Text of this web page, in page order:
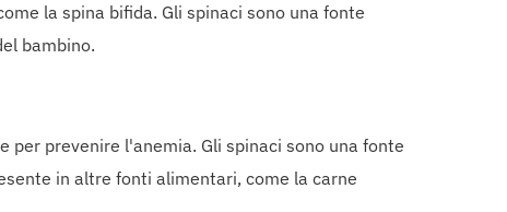
la spina bifida. Gli spinaci sono una fonte
bambino.
per prevenire l'anemia. Gli spinaci sono una fonte
in altre fonti alimentari, come la carne